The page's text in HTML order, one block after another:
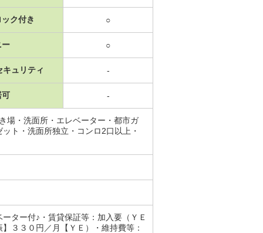
ク付き ○
ー ○
キュリティ -
可 -
場・洗面所・エレベーター・都市ガ
ト・洗面所独立・コンロ2口以上・
ター付♪・賃貸保証等：加入要（ＹＥ
３３０円／月【ＹＥ）・維持費等：